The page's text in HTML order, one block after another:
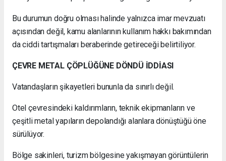
Bu durumun doğru olması halinde yalnızca imar mevzuatı
açısından değil, kamu alanlarının kullanım hakkı bakımından
da ciddi tartışmaları beraberinde getireceği belirtiliyor.
ÇEVRE METAL ÇÖPLÜĞÜNE DÖNDÜ İDDİASI
Vatandaşların şikayetleri bununla da sınırlı değil.
Otel çevresindeki kaldırımların, teknik ekipmanların ve
çeşitli metal yapıların depolandığı alanlara dönüştüğü öne
sürülüyor.
Bölge sakinleri, turizm bölgesine yakışmayan görüntülerin